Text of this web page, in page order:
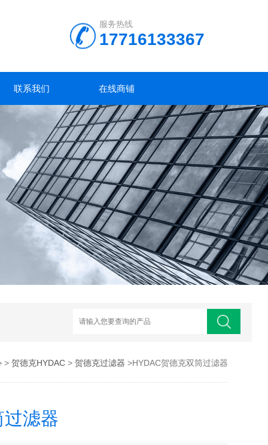
服务热线
17716133367
联系我们 在线商铺
> 贺德克HYDAC> 贺德克过滤器 >HYDAC贺德克双筒过滤器
滤器